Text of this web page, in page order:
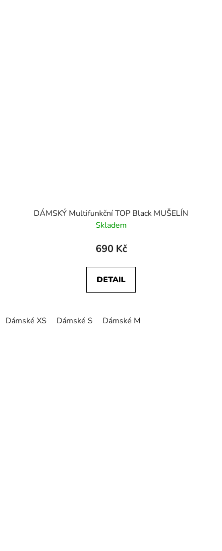
DÁMSKÝ Multifunkční TOP Black MUŠELÍN
Skladem
690 Kč
DETAIL
Dámské XS Dámské S Dámské M